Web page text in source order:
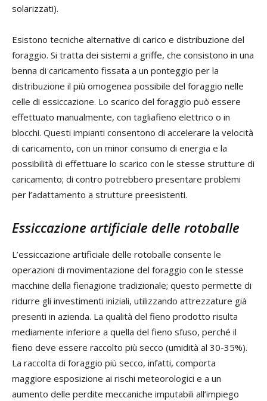
solarizzati).
Esistono tecniche alternative di carico e distribuzione del
foraggio. Si tratta dei sistemi a griffe, che consistono in una
benna di caricamento fissata a un ponteggio per la
distribuzione il più omogenea possibile del foraggio nelle
celle di essiccazione. Lo scarico del foraggio può essere
effettuato manualmente, con tagliafieno elettrico o in
blocchi. Questi impianti consentono di accelerare la velocità
di caricamento, con un minor consumo di energia e la
possibilità di effettuare lo scarico con le stesse strutture di
caricamento; di contro potrebbero presentare problemi
per l’adattamento a strutture preesistenti.
Essiccazione artificiale delle rotoballe
L’essiccazione artificiale delle rotoballe consente le
operazioni di movimentazione del foraggio con le stesse
macchine della fienagione tradizionale; questo permette di
ridurre gli investimenti iniziali, utilizzando attrezzature già
presenti in azienda. La qualità del fieno prodotto risulta
mediamente inferiore a quella del fieno sfuso, perché il
fieno deve essere raccolto più secco (umidità al 30-35%).
La raccolta di foraggio più secco, infatti, comporta
maggiore esposizione ai rischi meteorologici e a un
aumento delle perdite meccaniche imputabili all’impiego